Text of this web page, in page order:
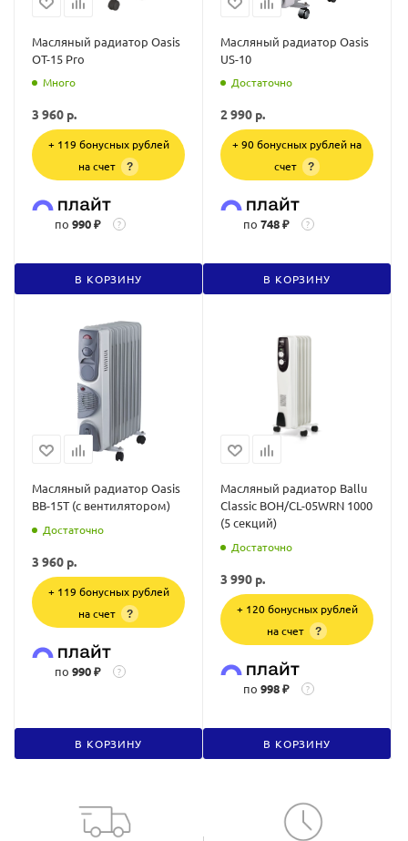
Масляный радиатор Oasis
OT-15 Pro
Много
3 960 р.
+ 119 бонусных рублей
на счет
?
по 990 ₽ ?
В КОРЗИНУ
Масляный радиатор Oasis
US-10
Достаточно
2 990 р.
+ 90 бонусных рублей на
счет
?
по 748 ₽ ?
В КОРЗИНУ
Масляный радиатор Oasis
BB-15T (с вентилятором)
Достаточно
3 960 р.
+ 119 бонусных рублей
на счет
?
по 990 ₽ ?
В КОРЗИНУ
Масляный радиатор Ballu
Classic BOH/CL-05WRN 1000
(5 секций)
Достаточно
3 990 р.
+ 120 бонусных рублей
на счет
?
по 998 ₽ ?
В КОРЗИНУ